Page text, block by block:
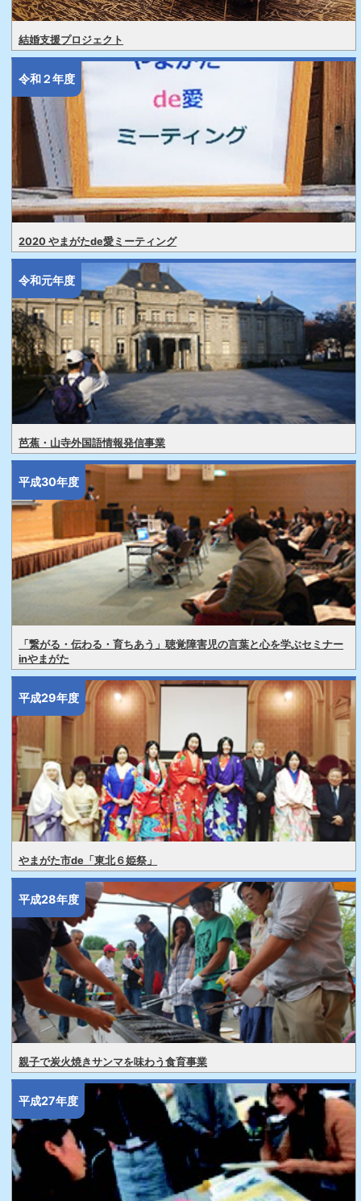
結婚支援プロジェクト
令和２年度
2020 やまがたde愛ミーティング
令和元年度
芭蕉・山寺外国語情報発信事業
平成30年度
「繋がる・伝わる・育ちあう」聴覚障害児の言葉と心を学ぶセミナー
inやまがた
平成29年度
やまがた市de「東北６姫祭」
平成28年度
親子で炭火焼きサンマを味わう食育事業
平成27年度